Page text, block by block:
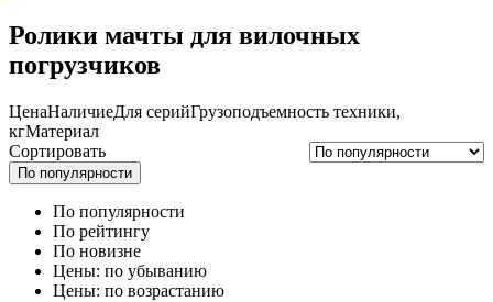
Ролики мачты для вилочных
погрузчиков
ЦенаНаличиеДля серийГрузоподъемность техники,
кгМатериал
Сортировать
По популярности
По популярности
По рейтингу
По новизне
Цены: по убыванию
Цены: по возрастанию